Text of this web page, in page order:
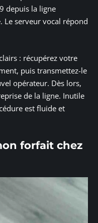
depuis la ligne
Le serveur vocal répond
: récupérez votre
puis transmettez-le
opérateur. Dès lors,
de la ligne. Inutile
est fluide et
forfait chez